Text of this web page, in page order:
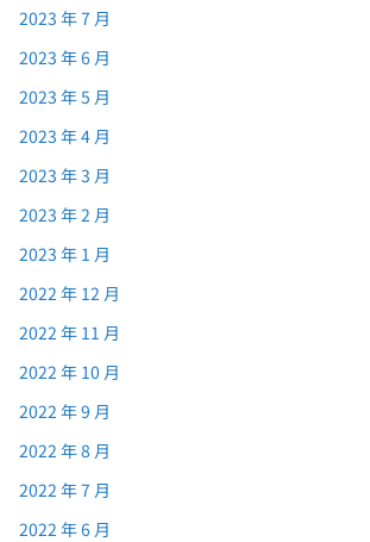
2023 年 7 月
2023 年 6 月
2023 年 5 月
2023 年 4 月
2023 年 3 月
2023 年 2 月
2023 年 1 月
2022 年 12 月
2022 年 11 月
2022 年 10 月
2022 年 9 月
2022 年 8 月
2022 年 7 月
2022 年 6 月